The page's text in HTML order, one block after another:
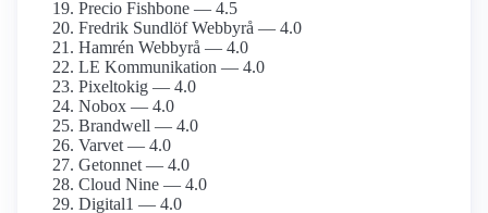
Precio Fishbone — 4.5
Fredrik Sundlöf Webbyrå — 4.0
Hamrén Webbyrå — 4.0
LE Kommunikation — 4.0
Pixeltokig — 4.0
Nobox — 4.0
Brandwell — 4.0
Varvet — 4.0
Getonnet — 4.0
Cloud Nine — 4.0
Digital1 — 4.0